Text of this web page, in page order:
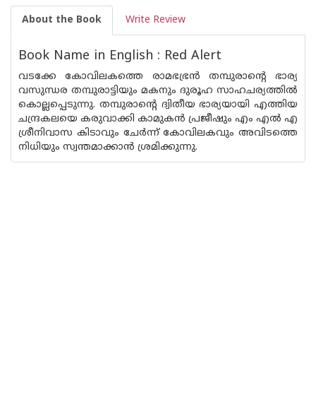
About the Book Write Review
Book Name in English : Red Alert
വടക്കേ കോവിലകത്തെ രാമഭഭ്രന്‍ തമ്പുരാന്റെ ഭാര്യ
വസുന്ധര തമ്പുരാട്ടിയും മകനും ദുരൂഹ സാഹചര്യത്തില്‍
കൊല്ലപ്പെടുന്നു. തമ്പുരാന്റെ ദ്വിതീയ ഭാര്യയായി എത്തിയ
ചന്ദ്രകലയെ കരുവാക്കി കാമുകന്‍ പ്രജീഷും എം എല്‍ എ
ശ്രീനിവാസ കിടാവും ചേര്‍ന്ന് കോവിലകവും അവിടത്തെ
നിധിയും സ്വന്തമാക്കാന്‍ ശ്രമിക്കുന്നു.